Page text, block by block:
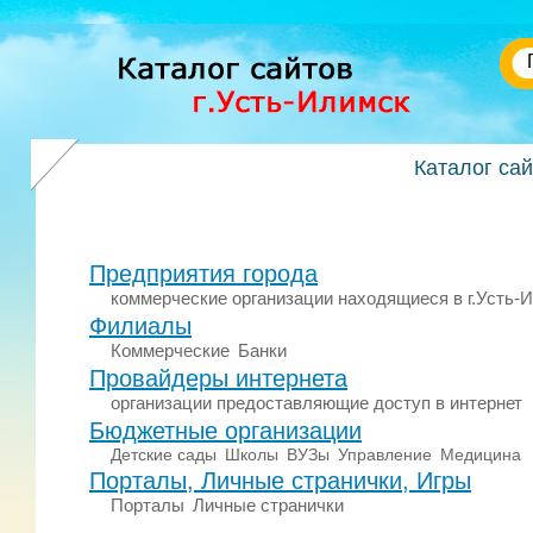
Каталог
Предприятия города
коммерческие организации находящиеся в г.Усть-
Филиалы
Коммерческие Банки
Провайдеры интернета
организации предоставляющие доступ в интернет
Бюджетные организации
Детские сады Школы ВУЗы Управление Медицина
Порталы, Личные странички, Игры
Порталы Личные странички